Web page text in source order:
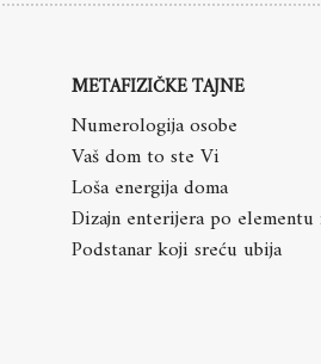
METAFIZIČKE TAJNE
Numerologija osobe
Vaš dom to ste Vi
Loša energija doma
Dizajn enterijera po elementu
Podstanar koji sreću ubija